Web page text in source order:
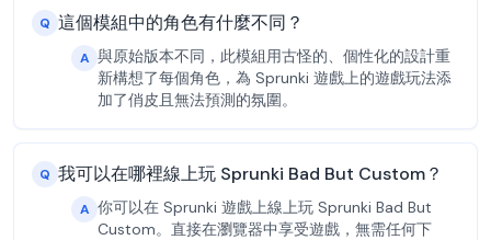
Q 這個模組中的角色有什麼不同？
A 與原始版本不同，此模組用古怪的、個性化的設計重
新構想了每個角色，為 Sprunki 遊戲上的遊戲玩法添
加了俏皮且無法預測的氛圍。
Q 我可以在哪裡線上玩 Sprunki Bad But Custom？
A 你可以在 Sprunki 遊戲上線上玩 Sprunki Bad But
Custom。直接在瀏覽器中享受遊戲，無需任何下